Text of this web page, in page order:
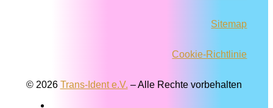
Sitemap
Cookie-Richtlinie
© 2026 Trans-Ident e.V. – Alle Rechte vorbehalten